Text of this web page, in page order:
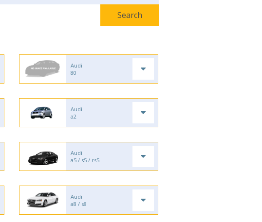
Audi
80
Audi
a2
Audi
a5 / s5 / rs5
Audi
a8 / s8